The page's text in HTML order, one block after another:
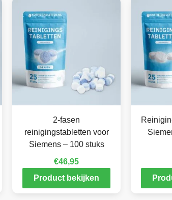
2-fasen
reinigingstabletten voor
Siemens – 100 stuks
€46,95
Product bekijken